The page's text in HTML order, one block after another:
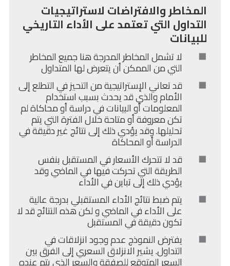
المخاطر والافتراضات لاستراتيجيات
التداول التي تعتمد على الأداء التاريخي
للبيانات
لا تشمل المخاطر المدرجة هنا جميع المخاطر
التي من الممكن أن يتعرض لها المتداول
قد تعاني الإستراتيجية من التحيز في التطلع إلى
الأمام والذي قد يحدث بسبب استخدام
المعلومات أو البيانات في دراسة أو محاكاة لم
تكن معروفة أو متاحة خلال الفترة التي يتم
تحليلها. وقد يؤدي ذلك إلى نتائج غير دقيقة في
الدراسة أو المحاكاة
قد لا تتحرك الأسعار في المستقبل بنفس
الطريقة التي تحركت فيها في الماضي وقد
يؤدي ذلك إلى تباين في الأداء
يتم ضبط نتائج الأداء المستقبلي بدرجة عالية
على الأداء في الماضي و لكن هذه النتائج قد لا
تكون دقيقة في المستقبل
يفترض النموذج عدم وجود انزلاقات في
التداول. يشير الانزلاق السعري إلى الفرق بين
السعر المتوقع للصفقة والسعر الذي يتم عنده